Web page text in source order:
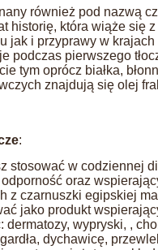
również pod nazwą
historię, która wiąże się
jak i przyprawy w
podczas pierwszego
tym oprócz białka,
znajdują się olej
:
stosować w codziennej
oraz
z czarnuszki egipskiej
jako produkt
dermatozy, wypryski, ,
dychawicę,